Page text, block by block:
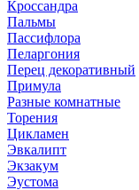
Кроссандра
Пальмы
Пассифлора
Пеларгония
Перец декоративный
Примула
Разные комнатные
Торения
Цикламен
Эвкалипт
Экзакум
Эустома